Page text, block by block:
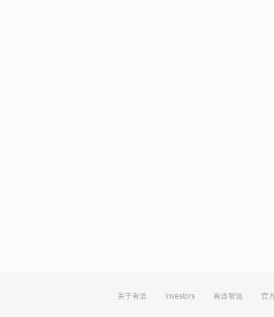
关于有道 Investors 有道智选 官